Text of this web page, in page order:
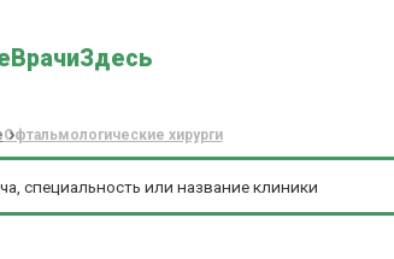
Офтальмологические хирурги